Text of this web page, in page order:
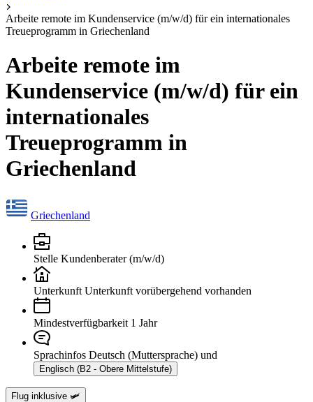
Arbeite remote im Kundenservice (m/w/d) für ein internationales
Treueprogramm in Griechenland
Arbeite remote im
Kundenservice (m/w/d) für ein
internationales
Treueprogramm in
Griechenland
Griechenland
Stelle Kundenberater (m/w/d)
Unterkunft Unterkunft vorübergehend vorhanden
Mindestverfügbarkeit 1 Jahr
Sprachinfos Deutsch (Muttersprache) und
Englisch (B2 - Obere Mittelstufe)
Flug inklusive 🛩️